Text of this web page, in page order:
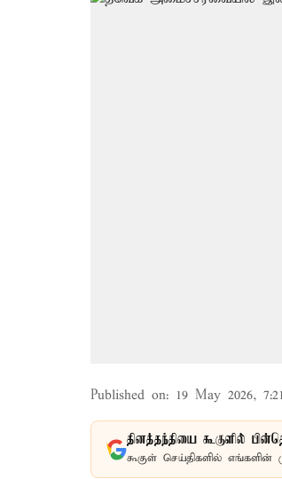
Published on: 19 May 2026,
தினத்தந்தியை கூகுளில்
கூகுள் செய்திகளில் எங்களின்